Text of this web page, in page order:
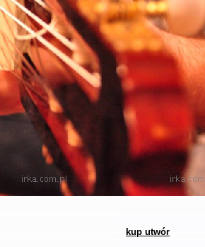
kup utwór